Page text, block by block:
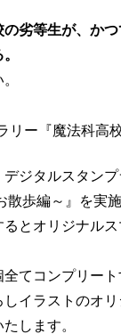
劣等生が、か
リー『魔法科高
ジタルスタン
歩編～』を実施
とオリジナル
てコンプリー
イラストのオ
します。